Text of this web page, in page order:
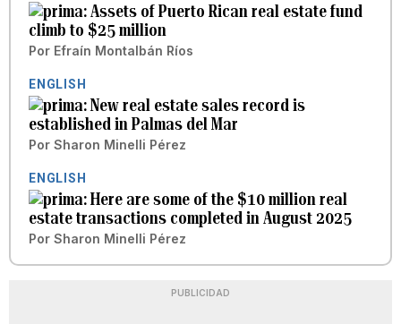
Assets of Puerto Rican real estate fund
climb to $25 million
Por Efraín Montalbán Ríos
ENGLISH
New real estate sales record is
established in Palmas del Mar
Por Sharon Minelli Pérez
ENGLISH
Here are some of the $10 million real
estate transactions completed in August 2025
Por Sharon Minelli Pérez
PUBLICIDAD